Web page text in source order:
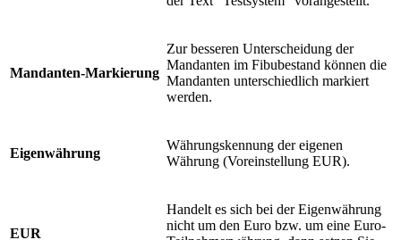
Mandanten-Markierung
Zur besseren Unterscheidung der
Mandanten im Fibubestand können die
Mandanten unterschiedlich markiert
werden.
Eigenwährung
Währungskennung der eigenen
Währung (Voreinstellung EUR).
EUR
Handelt es sich bei der Eigenwährung
nicht um den Euro bzw. um eine Euro-